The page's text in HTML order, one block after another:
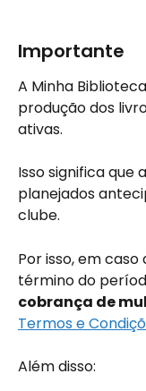
Importante
A Minha
produção dos
ativas.
Isso significa que
planejados
clube.
Por isso, em
término do
cobrança de
Termos e
Além disso: